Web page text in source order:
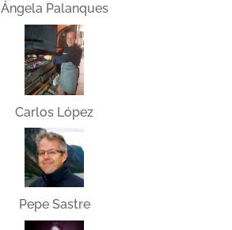
Ángela Palanques
Carlos López
Pepe Sastre